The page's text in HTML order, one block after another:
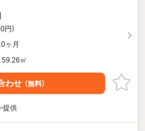
円）
ヶ月
㎡
わせ （無料）
提供